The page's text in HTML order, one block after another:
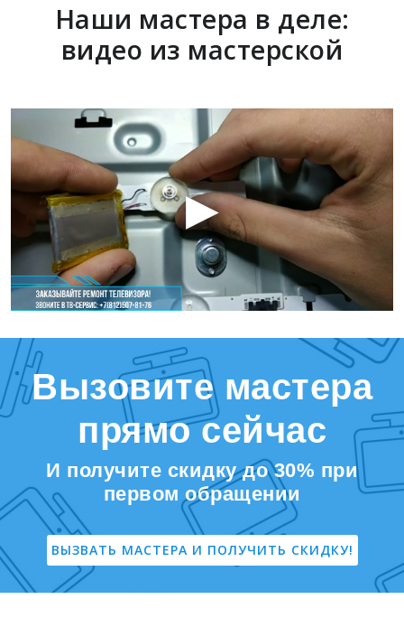
Наши мастера в деле:
видео из мастерской
Вызовите мастера
прямо сейчас
И получите скидку до 30% при
первом обращении
ВЫЗВАТЬ МАСТЕРА И ПОЛУЧИТЬ СКИДКУ!